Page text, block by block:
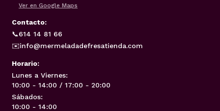
Ver en Google Maps
Contacto:
📞614 14 81 66
✉️info@mermeladadefresatienda.com
Horario:
Lunes a Viernes:
10:00 - 14:00 / 17:00 - 20:00
Sábados:
10:00 - 14:00